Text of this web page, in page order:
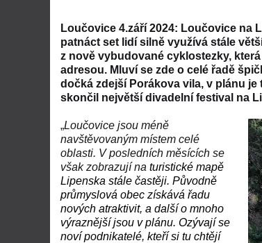
Loučovice 4.září 2024: Loučovice na
patnáct set lidí silně využívá stále
z nově vybudované cyklostezky,
adresou. Mluví se zde o celé řadě
dočká zdejší Porákova vila, v plánu
skončil největší divadelní festival na
„Loučovice jsou méně
navštěvovaným místem celé
oblasti. V posledních měsících se
však zobrazují na turistické mapě
Lipenska stále častěji. Původně
průmyslová obec získává řadu
nových atraktivit, a další o mnoho
výraznější jsou v plánu. Ozývají se
noví podnikatelé, kteří si tu chtějí